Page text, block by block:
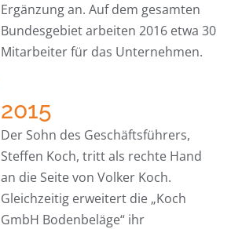
Ergänzung an. Auf dem gesamten
Bundesgebiet arbeiten 2016 etwa 30
Mitarbeiter für das Unternehmen.
2015
Der Sohn des Geschäftsführers,
Steffen Koch, tritt als rechte Hand
an die Seite von Volker Koch.
Gleichzeitig erweitert die „Koch
GmbH Bodenbeläge“ ihr